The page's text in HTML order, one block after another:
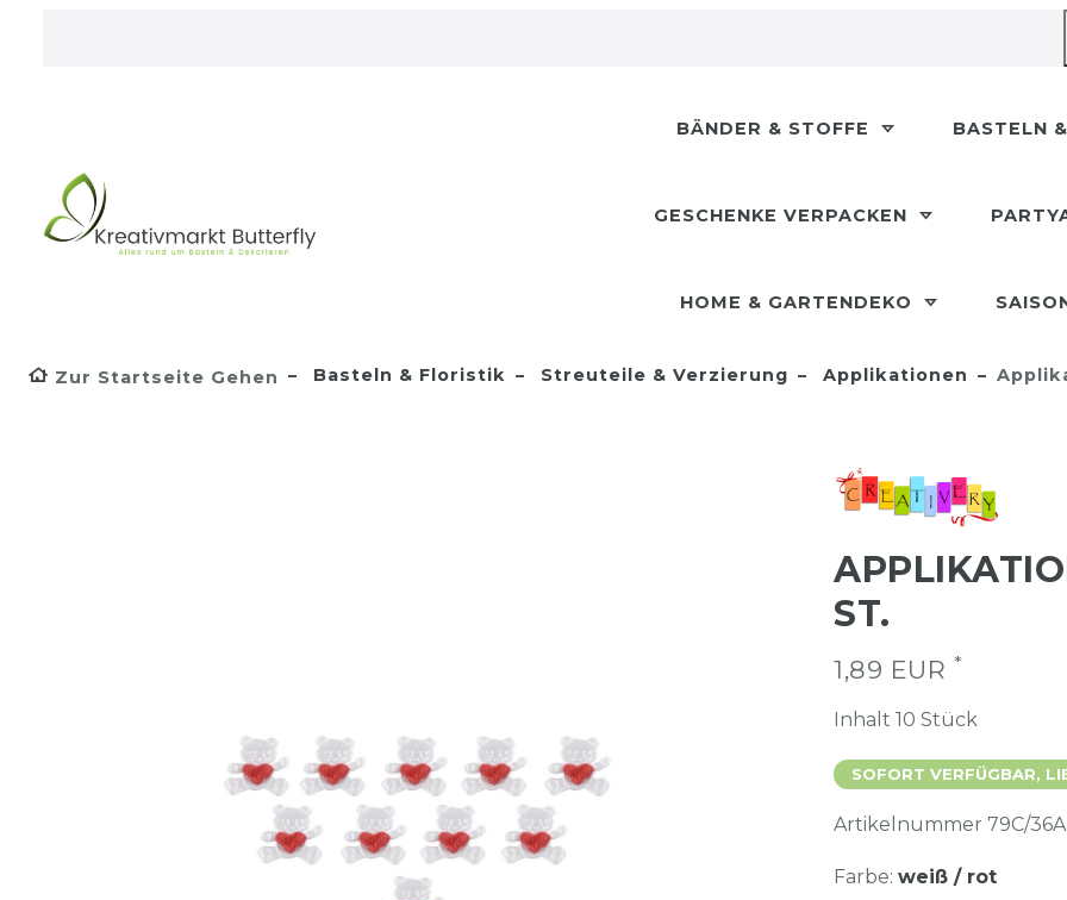
BÄNDER & STOFFE BASTELN
GESCHENKE VERPACKEN
HOME & GARTENDEKO
Zur Startseite Gehen Basteln & Floristik Streuteile & Verzierung Applikationen
ST.
1,89 EUR *
Inhalt 10 Stück
SOFORT VERFÜGBAR,
Artikelnummer 79C/
Farbe: weiß / rot